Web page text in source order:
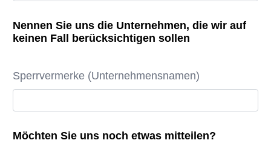
Nennen Sie uns die Unternehmen, die wir auf
keinen Fall berücksichtigen sollen
Sperrvermerke (Unternehmensnamen)
Möchten Sie uns noch etwas mitteilen?